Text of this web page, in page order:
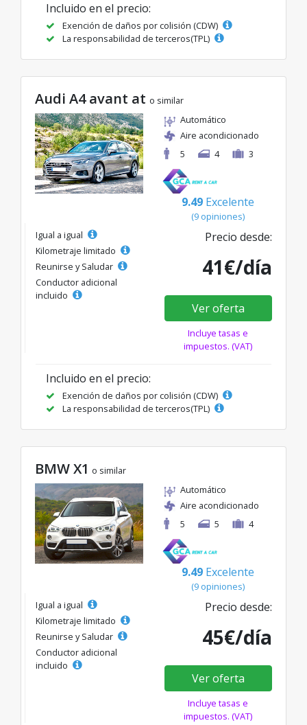
Incluido en el precio:
Exención de daños por colisión (CDW)
La responsabilidad de terceros(TPL)
Audi A4 avant at o similar
Automático
Aire acondicionado
5
4 3
9.49 Excelente
(9 opiniones)
Igual a igual
Kilometraje limitado
Reunirse y Saludar
Conductor adicional
incluido
Precio desde:
41€/día
Ver oferta
Incluye tasas e
impuestos. (VAT)
Incluido en el precio:
Exención de daños por colisión (CDW)
La responsabilidad de terceros(TPL)
BMW X1 o similar
Automático
Aire acondicionado
5
5 4
9.49 Excelente
(9 opiniones)
Igual a igual
Kilometraje limitado
Reunirse y Saludar
Conductor adicional
incluido
Precio desde:
45€/día
Ver oferta
Incluye tasas e
impuestos. (VAT)